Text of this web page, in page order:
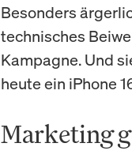
Besonders
technisches
Kampagne. Und
heute ein iPhone
Marketing